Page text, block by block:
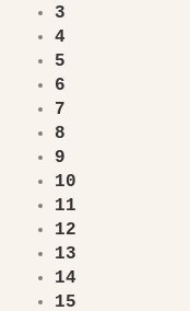
3 1952
4
5 1954
6
7
8
9
10
11
12
13
14
15